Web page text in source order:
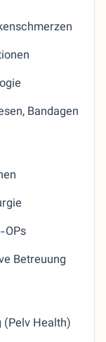
Bandagen
OPs
Betreuung
Health)